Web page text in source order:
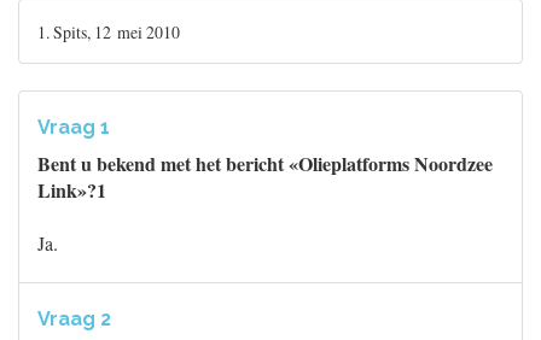
1. Spits, 12 mei 2010
Vraag 1
Bent u bekend met het bericht «Olieplatforms Noordzee
Link»?1
Ja.
Vraag 2